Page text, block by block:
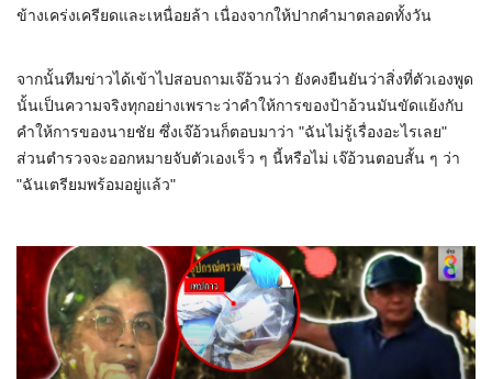
ข้างเคร่งเครียดและเหนื่อยล้า เนื่องจากให้ปากคำมาตลอดทั้งวัน
จากนั้นทีมข่าวได้เข้าไปสอบถามเจ๊อ้วนว่า ยังคงยืนยันว่าสิ่งที่ตัวเองพูด
นั้นเป็นความจริงทุกอย่างเพราะว่าคำให้การของป้าอ้วนมันขัดแย้งกับ
คำให้การของนายชัย ซึ่งเจ๊อ้วนก็ตอบมาว่า "ฉันไม่รู้เรื่องอะไรเลย"
ส่วนตำรวจจะออกหมายจับตัวเองเร็ว ๆ นี้หรือไม่ เจ๊อ้วนตอบสั้น ๆ ว่า
"ฉันเตรียมพร้อมอยู่แล้ว"